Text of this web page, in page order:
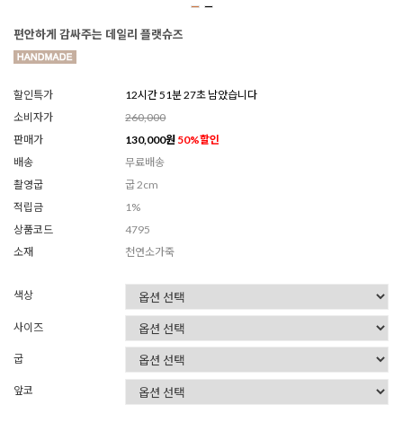
편안하게 감싸주는 데일리 플랫슈즈
할인특가
12시간 51분 25초 남았습니다
소비자가
260,000
판매가
130,000원 50%할인
배송
무료배송
촬영굽
굽 2cm
적립금
1%
상품코드
4795
소재
천연소가죽
색상
사이즈
굽
앞코